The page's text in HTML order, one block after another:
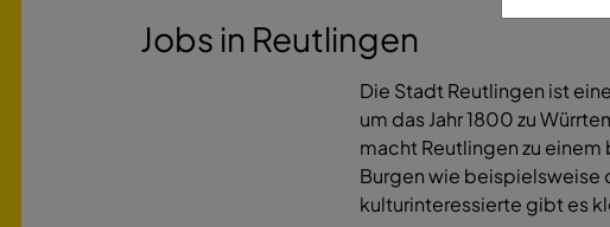
Jobs in Reutlingen
Die Stadt Reutlingen ist eine
um das Jahr 1800 zu
macht Reutlingen zu
Burgen wie beispielsweise
kulturinteressierte gibt es